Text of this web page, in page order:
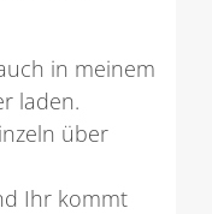
in meinem
laden.
über
Ihr kommt